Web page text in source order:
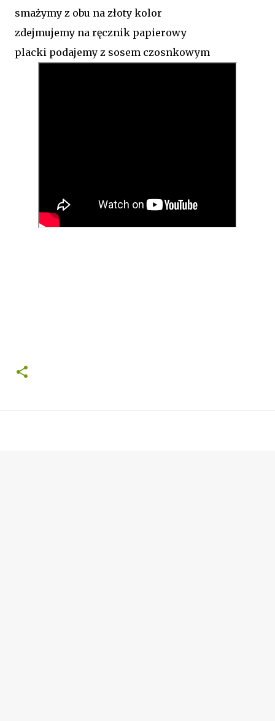
smażymy z obu na złoty kolor
zdejmujemy na ręcznik papierowy
placki podajemy z sosem czosnkowym